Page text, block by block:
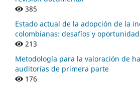
385
Estado actual de la adopción de la
colombianas: desafíos y
213
Metodología para la valoración de
auditorías de primera parte
176